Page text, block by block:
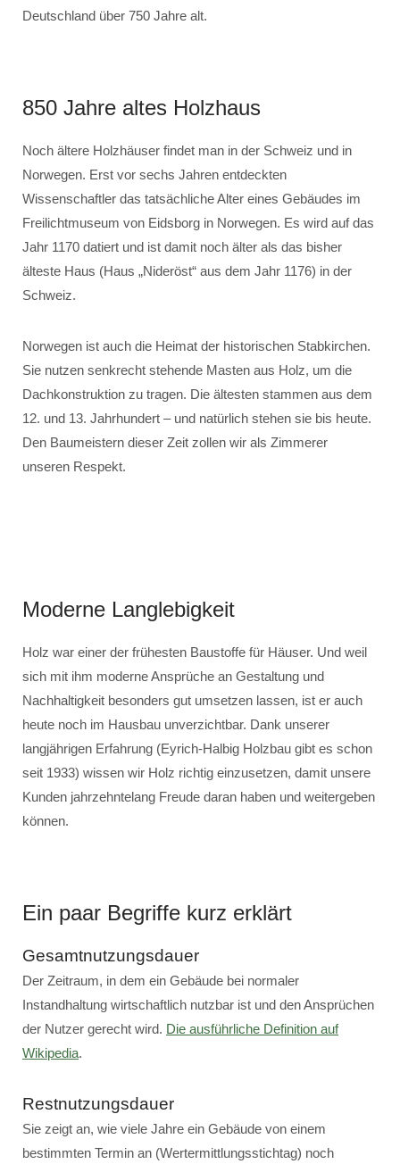
Deutschland über 750 Jahre alt.
850 Jahre altes Holzhaus
Noch ältere Holzhäuser findet man in der Schweiz und in
Norwegen. Erst vor sechs Jahren entdeckten
Wissenschaftler das tatsächliche Alter eines Gebäudes im
Freilichtmuseum von Eidsborg in Norwegen. Es wird auf das
Jahr 1170 datiert und ist damit noch älter als das bisher
älteste Haus (Haus „Nideröst“ aus dem Jahr 1176) in der
Schweiz.
Norwegen ist auch die Heimat der historischen Stabkirchen.
Sie nutzen senkrecht stehende Masten aus Holz, um die
Dachkonstruktion zu tragen. Die ältesten stammen aus dem
12. und 13. Jahrhundert – und natürlich stehen sie bis heute.
Den Baumeistern dieser Zeit zollen wir als Zimmerer
unseren Respekt.
Moderne Langlebigkeit
Holz war einer der frühesten Baustoffe für Häuser. Und weil
sich mit ihm moderne Ansprüche an Gestaltung und
Nachhaltigkeit besonders gut umsetzen lassen, ist er auch
heute noch im Hausbau unverzichtbar. Dank unserer
langjährigen Erfahrung (Eyrich-Halbig Holzbau gibt es schon
seit 1933) wissen wir Holz richtig einzusetzen, damit unsere
Kunden jahrzehntelang Freude daran haben und weitergeben
können.
Ein paar Begriffe kurz erklärt
Gesamtnutzungsdauer
Der Zeitraum, in dem ein Gebäude bei normaler
Instandhaltung wirtschaftlich nutzbar ist und den Ansprüchen
der Nutzer gerecht wird. Die ausführliche Definition auf
Wikipedia.
Restnutzungsdauer
Sie zeigt an, wie viele Jahre ein Gebäude von einem
bestimmten Termin an (Wertermittlungsstichtag) noch